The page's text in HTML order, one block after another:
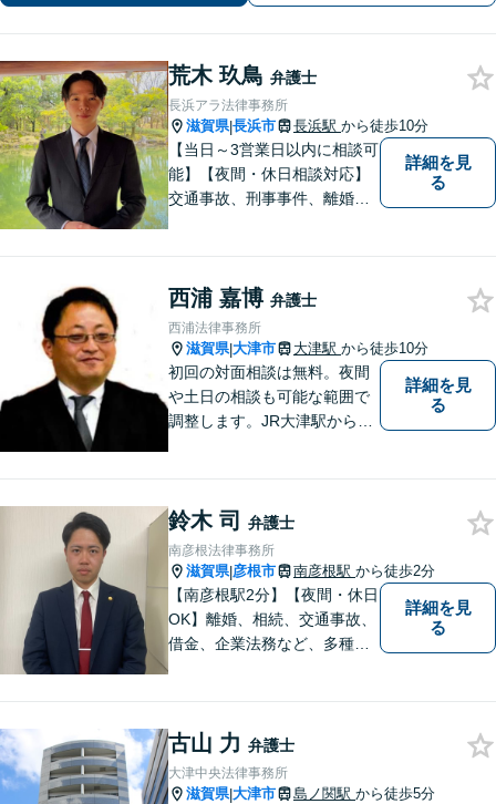
り】まで幅広くご相談に応じます【We
b面談OK】
荒木 玖鳥 弁護士
長浜アラ法律事務所
滋賀県|長浜市 長浜駅 から徒歩10分
【当日～3営業日以内に相談可
能】【夜間・休日相談対応】
交通事故、刑事事件、離婚・
詳細を見
る
西浦 嘉博 弁護士
西浦法律事務所
滋賀県|大津市 大津駅 から徒歩10分
初回の対面相談は無料。夜間
や土日の相談も可能な範囲で
調整します。JR大津駅から徒
位 弁護士ドットコムランキ
ング（2024年7月-2026年7月
現在）】
詳細を見
る
鈴木 司 弁護士
南彦根法律事務所
滋賀県|彦根市 南彦根駅 から徒歩2分
【南彦根駅2分】【夜間・休日
OK】離婚、相続、交通事故、
借金、企業法務など、多種多
をモットーに、皆様それぞれ
に合った解決を図ってまいり
ます。お気軽にご相談くださ
詳細を見
る
古山 力 弁護士
大津中央法律事務所
滋賀県|大津市 島ノ関駅 から徒歩5分